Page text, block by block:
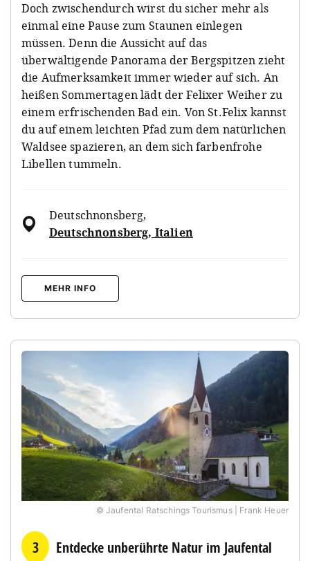
Doch zwischendurch wirst du sicher mehr als
einmal eine Pause zum Staunen einlegen
müssen. Denn die Aussicht auf das
überwältigende Panorama der Bergspitzen zieht
die Aufmerksamkeit immer wieder auf sich. An
heißen Sommertagen lädt der Felixer Weiher zu
einem erfrischenden Bad ein. Von St.Felix kannst
du auf einem leichten Pfad zum dem natürlichen
Waldsee spazieren, an dem sich farbenfrohe
Libellen tummeln.
Deutschnonsberg,
Deutschnonsberg, Italien
MEHR INFO
© Jaufental Ratschings Tourismus | Frank Heuer
3 Entdecke unberührte Natur im Jaufental